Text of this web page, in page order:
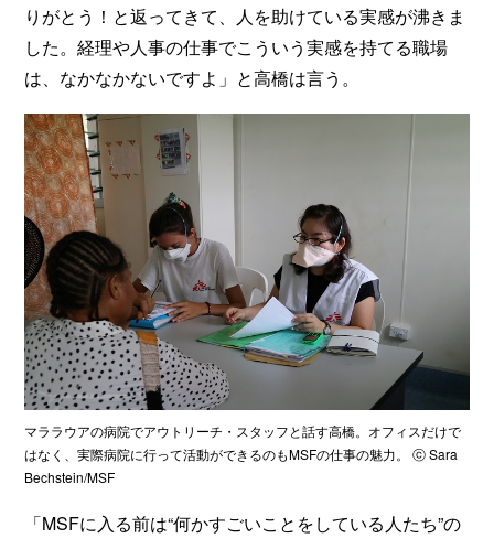
りがとう！と返ってきて、人を助けている実感が沸きま
した。経理や人事の仕事でこういう実感を持てる職場
は、なかなかないですよ」と高橋は言う。
マララウアの病院でアウトリーチ・スタッフと話す高橋。オフィスだけで
はなく、実際病院に行って活動ができるのもMSFの仕事の魅力。 ⓒ Sara
Bechstein/MSF
「MSFに入る前は“何かすごいことをしている人たち”の